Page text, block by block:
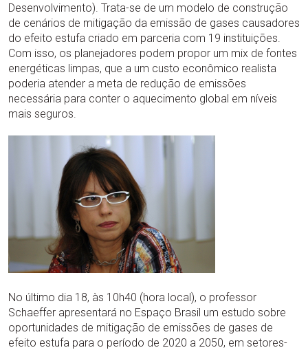
Desenvolvimento). Trata-se de um modelo de construção
de cenários de mitigação da emissão de gases causadores
do efeito estufa criado em parceria com 19 instituições.
Com isso, os planejadores podem propor um mix de fontes
energéticas limpas, que a um custo econômico realista
poderia atender a meta de redução de emissões
necessária para conter o aquecimento global em níveis
mais seguros.
No último dia 18, às 10h40 (hora local), o professor
Schaeffer apresentará no Espaço Brasil um estudo sobre
oportunidades de mitigação de emissões de gases de
efeito estufa para o período de 2020 a 2050, em setores-